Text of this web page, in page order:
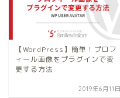
【WordPress】簡単！プロフ
ィール画像をプラグインで変
更する方法
2019年6月11日